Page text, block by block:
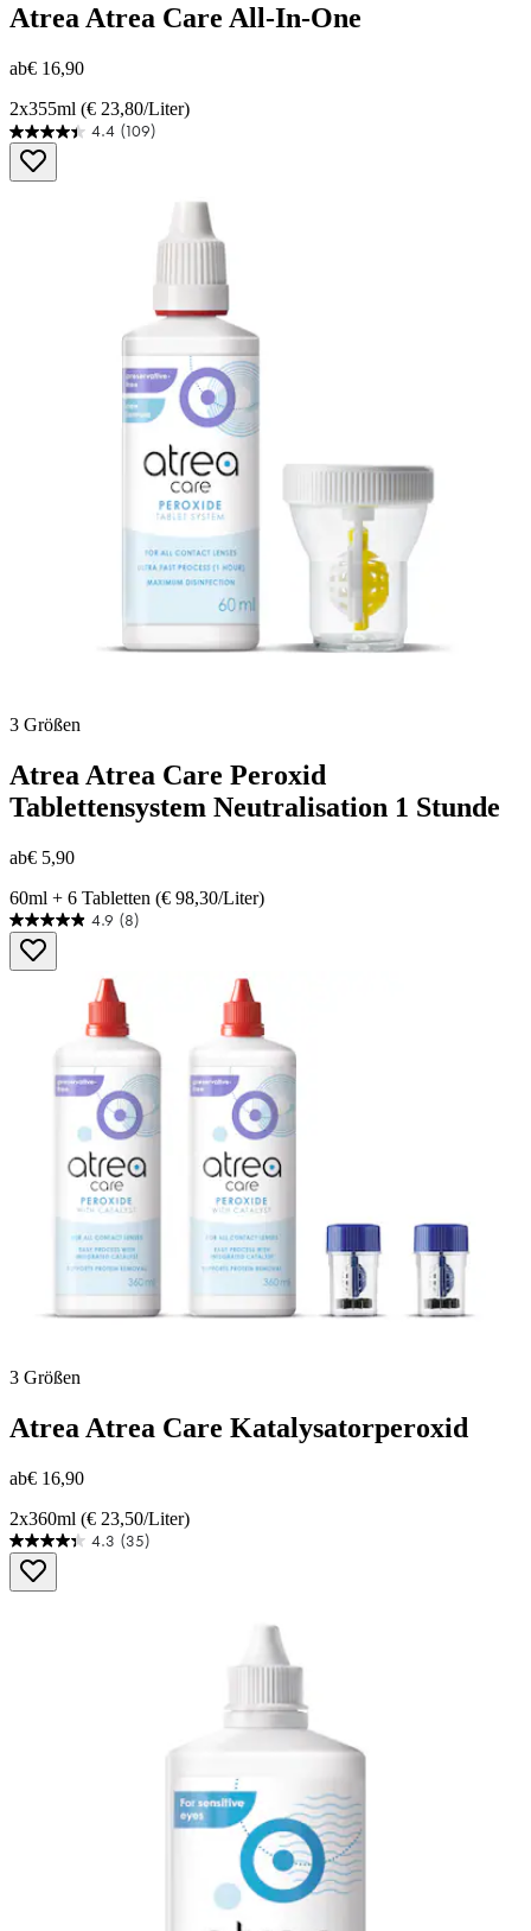
AtreaAtrea Care All-In-One
ab€ 16,90
2x355ml (€ 23,80/Liter)
4.4 (109)
4.4
von
5
3 Größen
Atrea Atrea Care Peroxid
Tablettensystem Neutralisation 1 Stunde
ab€ 5,90
60ml + 6 Tabletten (€ 98,30/Liter)
4.9 (8)
4.9
von
5
Bewertungen
3 Größen
Atrea Atrea Care Katalysatorperoxid
ab€ 16,90
2x360ml (€ 23,50/Liter)
4.3 (35)
4.3
von
5